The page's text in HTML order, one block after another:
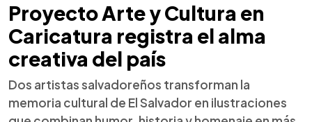
Proyecto Arte y Cultura en
Caricatura registra el alma
creativa del país
Dos artistas salvadoreños transforman la
memoria cultural de El Salvador en ilustraciones